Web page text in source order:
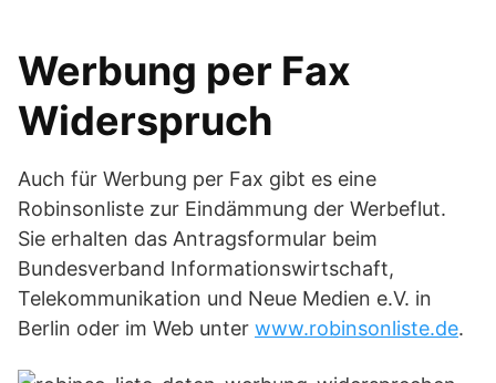
Werbung per Fax
Widerspruch
Auch für Werbung per Fax gibt es eine
Robinsonliste zur Eindämmung der Werbeflut.
Sie erhalten das Antragsformular beim
Bundesverband Informationswirtschaft,
Telekommunikation und Neue Medien e.V. in
Berlin oder im Web unter www.robinsonliste.de.